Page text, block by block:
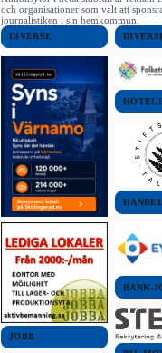
och organisationer som valt att
journalistiken i sin hemkommun.
DIVERSE
JOBB
BANK-